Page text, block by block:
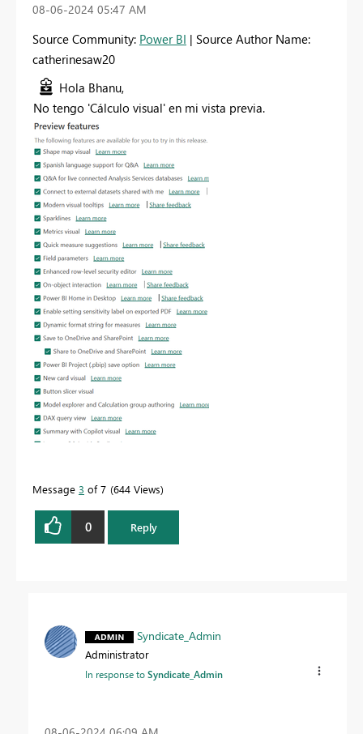
‎08-06-2024 05:47 AM
Source Community: Power BI | Source Author Name:
catherinesaw20
Hola Bhanu,
No tengo 'Cálculo visual' en mi vista previa.
Message 3 of 7 644 Views
0 Reply
Syndicate_Admin
Administrator
In response toSyndicate_Admin